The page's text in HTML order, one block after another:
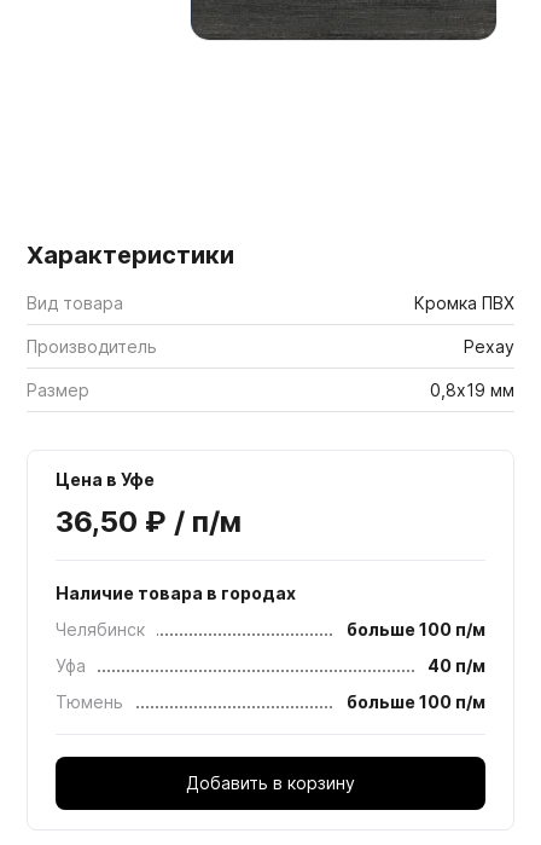
Мебельные образцы, каталоги
Характеристики
Вид товара Кромка ПВХ
Производитель Рехау
Размер 0,8х19 мм
Цена в Уфе
36,50 ₽ / п/м
Наличие товара в городах
Челябинск
больше 100 п/м
Уфа
40 п/м
Тюмень
больше 100 п/м
Добавить в корзину